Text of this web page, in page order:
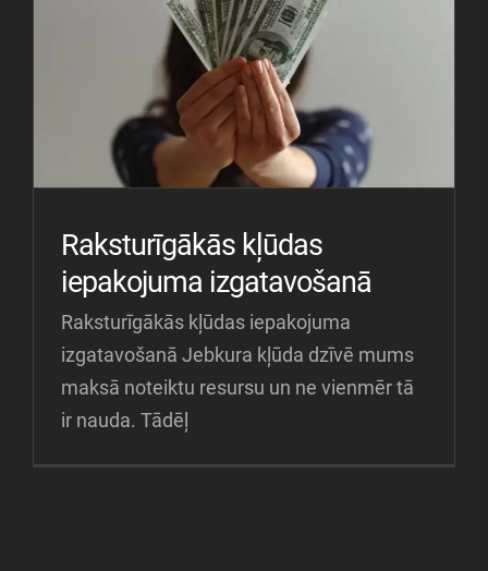
Raksturīgākās kļūdas
iepakojuma izgatavošanā
Raksturīgākās kļūdas iepakojuma
izgatavošanā Jebkura kļūda dzīvē mums
maksā noteiktu resursu un ne vienmēr tā
ir nauda. Tādēļ